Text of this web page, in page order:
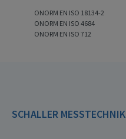
ONORM EN ISO 18134-2
ONORM EN ISO 4684
ONORM EN ISO 712
SCHALLER MESSTECHNIK